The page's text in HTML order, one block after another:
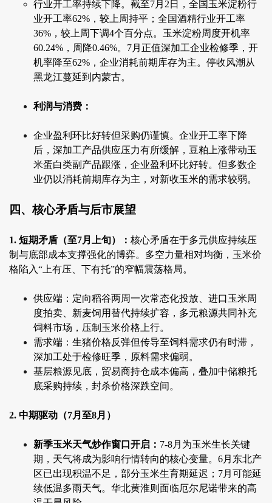
行业开工率持续下降。截至7月2日，全国玉米淀粉行
业开工率62%，较上周持平；全国酒精行业开工率
36%，较上周下调4个百分点。玉米淀粉周度开机率
60.24%，周降0.46%。7月正值深加工企业检修季，开
机率降至62%，企业消耗前期库存为主。停收风潮从
黑龙江蔓延到内蒙古。
利润与消费：
企业盈利环比好转但采购仍谨慎。企业开工率下降
后，深加工产品供应压力有所缓解，豆粕上涨带动玉
米蛋白类副产品跟涨，企业盈利环比好转。但多数企
业仍以消耗前期库存为主，对新收玉米的需求较弱。
四、核心矛盾与后市展望
1. 短期矛盾（至7月上旬）： 核心矛盾在于多元供应持续压
制与底部成本支撑强化的博弈。多空力量相对均衡，玉米价
格陷入“上有压、下有托”的窄幅震荡格局。
供应端：定向稻谷两周一次常态化投放、进口玉米周
度拍卖、新麦饲用替代持续扩容，多元粮源共同补充
饲料市场，压制玉米价格上行。
需求端：生猪价格反弹但传导至饲料需求仍有时滞，
深加工处于检修旺季，原料需求偏弱。
基层粮源见底，贸易商持仓成本偏高，叠加中储粮托
底采购持续，封杀价格深跌空间。
2. 中期驱动（7月至8月）
新季玉米天气炒作窗口开启： 7-8月为玉米生长关键
期，天气将成为影响行情转向的核心变量。6月东北产
区已出现积温不足，部分玉米生育期延迟；7月可能延
续低温多雨天气。华北黄淮则面临厄尔尼诺带来的高